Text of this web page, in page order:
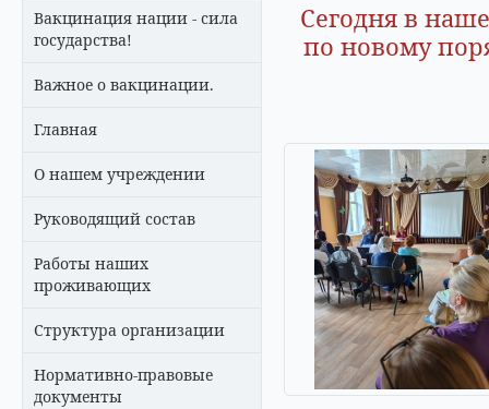
Вакцинация нации - сила
государства!
Важное о вакцинации.
Главная
О нашем учреждении
Руководящий состав
Работы наших
проживающих
Структура организации
Нормативно-правовые
документы
Сегодня в
по новому